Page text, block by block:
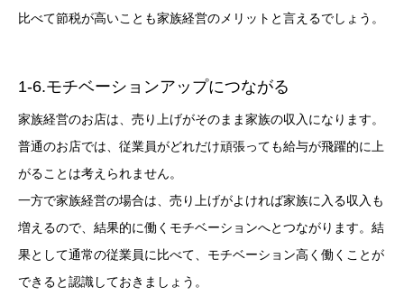
比べて節税が高いことも家族経営のメリットと言えるでしょう。
1-6.モチベーションアップにつながる
家族経営のお店は、売り上げがそのまま家族の収入になります。
普通のお店では、従業員がどれだけ頑張っても給与が飛躍的に上
がることは考えられません。
一方で家族経営の場合は、売り上げがよければ家族に入る収入も
増えるので、結果的に働くモチベーションへとつながります。結
果として通常の従業員に比べて、モチベーション高く働くことが
できると認識しておきましょう。